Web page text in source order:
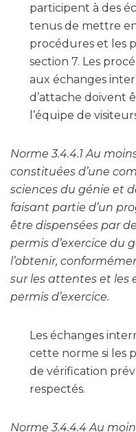
participent à des
tenus de mettre
procédures et les
section 7. Les
aux échanges
d’attache doivent
l’équipe de
Norme 3.4.4.1 Au
constituées d’une
sciences du génie et
faisant partie d’un
être dispensées par
permis d’exercice du
l’obtenir,
sur les attentes et les
permis d’exercice.
Les échanges
cette norme si les
de vérification
respectés.
Norme 3.4.4.4 Au